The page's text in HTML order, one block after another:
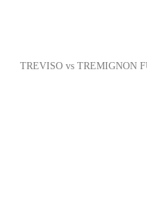
TREVISO vs TREMIGNON